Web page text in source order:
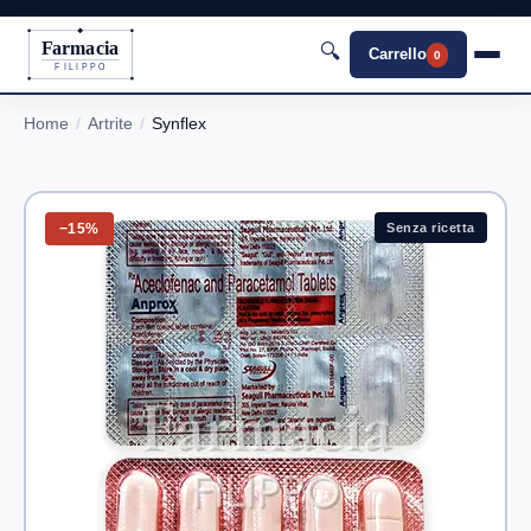
Farmacia
FILIPPO
🔍 Carrello 0
Home Artrite Synflex
−15% Senza ricetta